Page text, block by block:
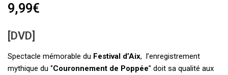
9,99€
[DVD]
Spectacle mémorable du Festival d’Aix, l’enregistrement
mythique du ‘’Couronnement de Poppée’’ doit sa qualité aux